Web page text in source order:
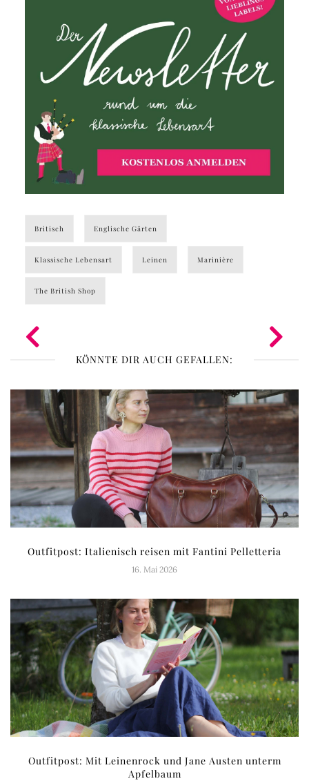
Britisch Englische Gärten
Klassische Lebensart Leinen Marinière
The British Shop
KÖNNTE DIR AUCH GEFALLEN:
Outfitpost: Italienisch reisen mit Fantini Pelletteria
16. Mai 2026
Outfitpost: Mit Leinenrock und Jane Austen unterm
Apfelbaum